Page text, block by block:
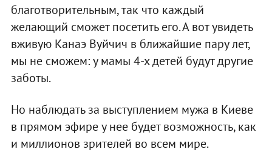
благотворительным, так что каждый
желающий сможет посетить его. А вот увидеть
вживую Канаэ Вуйчич в ближайшие пару лет,
мы не сможем: у мамы 4-х детей будут другие
заботы.
Но наблюдать за выступлением мужа в Киеве
в прямом эфире у нее будет возможность, как
и миллионов зрителей во всем мире.